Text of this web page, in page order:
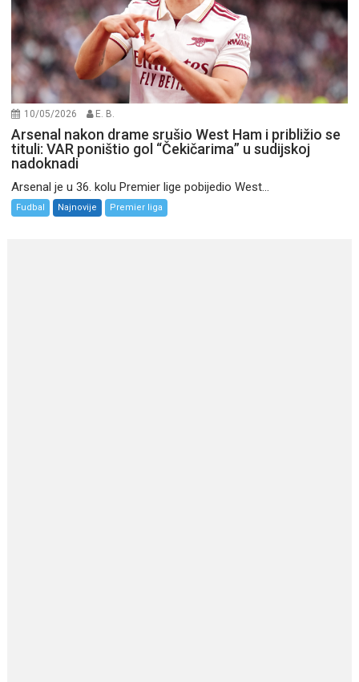
10/05/2026 E. B.
Arsenal nakon drame srušio West Ham i približio se
tituli: VAR poništio gol “Čekičarima” u sudijskoj
nadoknadi
Arsenal je u 36. kolu Premier lige pobijedio West...
Fudbal Najnovije Premier liga